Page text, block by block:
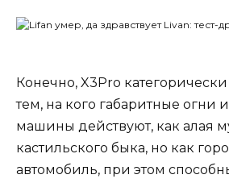
Конечно, X3Pro
тем, на кого габаритные
машины действуют, как алая
кастильского быка, но как
автомобиль, при этом